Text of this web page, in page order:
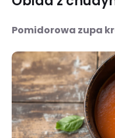
Pomidorowa zupa